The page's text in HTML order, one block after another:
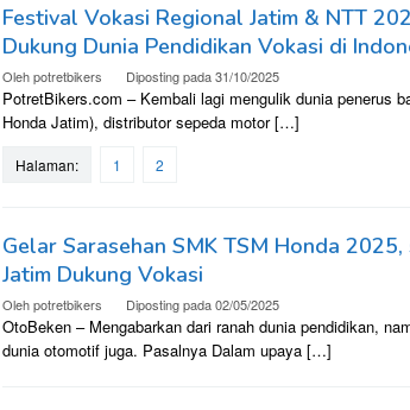
Festival Vokasi Regional Jatim & NTT
Dukung Dunia Pendidikan Vokasi di
Olehpotretbikers Diposting pada31/10/2025
PotretBikers.com – Kembali lagi mengulik dunia penerus
Honda Jatim), distributor sepeda motor […]
Halaman: 1 2
Gelar Sarasehan SMK TSM Honda
Jatim Dukung Vokasi
Olehpotretbikers Diposting pada02/05/2025
OtoBeken – Mengabarkan dari ranah dunia pendidikan,
dunia otomotif juga. Pasalnya Dalam upaya […]